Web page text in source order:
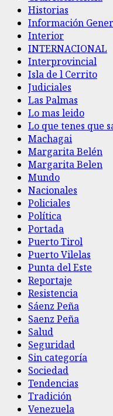
Historias
Información
Interior
INTERNACIONAL
Interprovincial
Isla de l Cerrito
Judiciales
Las Palmas
Lo mas leido
Lo que tenes que
Machagai
Margarita Belén
Margarita Belen
Mundo
Nacionales
Policiales
Política
Portada
Puerto Tirol
Puerto Vilelas
Punta del Este
Reportaje
Resistencia
Sáenz Peña
Saenz Peña
Salud
Seguridad
Sin categoría
Sociedad
Tendencias
Tradición
Venezuela